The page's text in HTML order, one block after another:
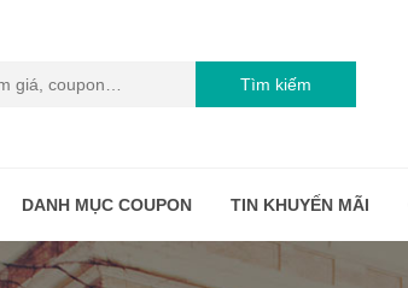
Tìm kiếm
DANH MỤC COUPON TIN KHUYẾN MÃI